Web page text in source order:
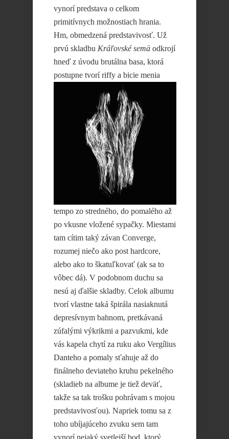
vynorí predstava o celkom
primitívnych možnostiach hrania.
Hm, obmedzená predstavivosť. Už
prvú skladbu Kráľovské semä odkrojí
hneď z úvodu brutálna basa, ktorá
postupne tvorí riffy a bicie menia
tempo zo stredného, do pomalého až
po vkusne vložené sypačky. Miestami
tam cítim taký závan Converge,
rozumej niečo ako post hardcore,
alebo ako to škatuľkovať (ak sa to
vôbec dá). V podobnom duchu sa
nesú aj ďalšie skladby. Celok albumu
tvorí vlastne taká špirála nasiaknutá
depresívnym bahnom, pretkávaná
zúfalými výkrikmi a pazvukmi, kde
vás kapela chytí za ruku ako Vergílius
Danteho a pomaly sťahuje až do
finálneho deviateho kruhu pekelného
(skladieb na albume je tiež deväť,
takže sa tak trošku pohrávam s mojou
predstavivosťou). Napriek tomu sa z
toho ubíjajúceho zvuku sem tam
vynorí nejaký svetlejší bod, ktorý